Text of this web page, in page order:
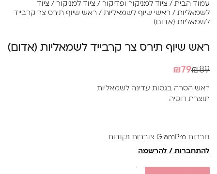
עמוד הבית / ציוד למניקור ופדיקור / ציוד למניקור / ציוד
לשמאליות / ראשי שיוף לשמאליות / ראש שיוף תירס צר קרבייד
לשמאליות (אדום)
ראש שיוף תירס צר קרבייד לשמאליות (אדום)
₪89
המחיר₪79
המחיר
ראש הסרה בגסות עדינה לשמאליות
תוצרת רוסיה
חברות GlamPro צוברות נקודות
להתחברות / להרשמה